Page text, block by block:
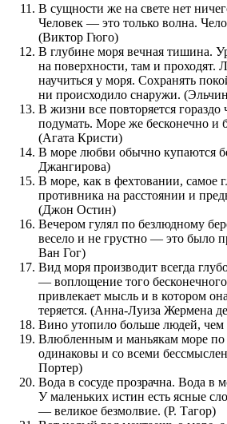
В сущности же на свете нет
Человек — это только волна.
(Виктор Гюго)
В глубине моря вечная тишина.
на поверхности, там и проходят.
научиться у моря. Сохранять
ни происходило снаружи.
В жизни все повторяется
подумать. Море же бесконечно и
(Агата Кристи)
В море любви обычно купаются
Джангирова)
В море, как в фехтовании, самое
противника на расстоянии и
(Джон Остин)
Вечером гулял по безлюдному
весело и не грустно — это было
Ван Гог)
Вид моря производит всегда
— воплощение того
привлекает мысль и в котором
теряется. (Анна-Луиза Жермена
Вино утопило больше людей,
Влюбленным и маньякам море по
одинаковы и со всеми
Портер)
Вода в сосуде прозрачна. Вода в
У маленьких истин есть ясные
— великое безмолвие. (Р. Тагор)